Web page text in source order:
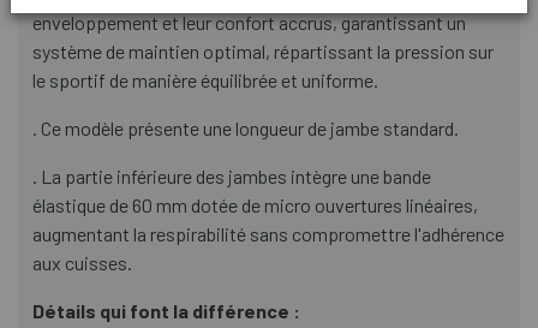
enveloppement et leur confort accrus, garantissant un
système de maintien optimal, répartissant la pression sur
le sportif de manière équilibrée et uniforme.
. Ce modèle présente une longueur de jambe standard.
. La partie inférieure des jambes intègre une bande
élastique de 60 mm dotée de micro ouvertures linéaires,
augmentant la respirabilité sans compromettre l'adhérence
aux cuisses.
Détails qui font la différence :